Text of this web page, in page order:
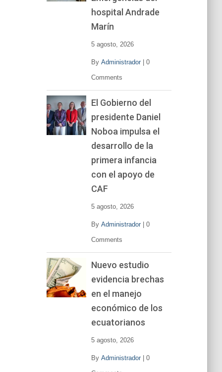
hospital Andrade
Marín
5 agosto, 2026
By Administrador| 0
Comments
El Gobierno del
presidente Daniel
Noboa impulsa el
desarrollo de la
primera infancia
con el apoyo de
CAF
5 agosto, 2026
By Administrador| 0
Comments
Nuevo estudio
evidencia brechas
en el manejo
económico de los
ecuatorianos
5 agosto, 2026
By Administrador| 0